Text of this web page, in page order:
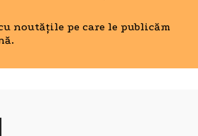
noutățile pe care le publicăm